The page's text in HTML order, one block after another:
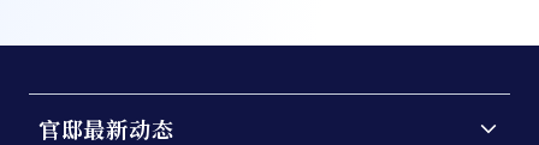
官邸最新动态